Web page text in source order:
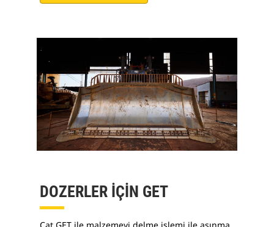
DOZERLER İÇİN GET
Cat GET ile malzemeyi delme işlemi ile aşınma